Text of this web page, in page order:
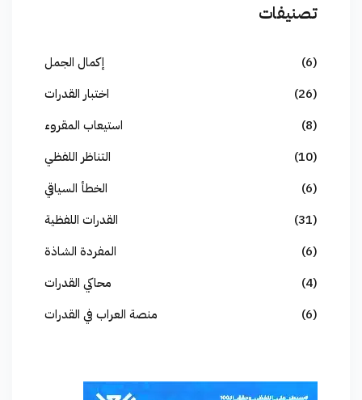
تصنيفات
إكمال الجمل
(6)
اختبار القدرات
(26)
استيعاب المقروء
(8)
التناظر اللفظي
(10)
الخطأ السياقي
(6)
القدرات اللفظية
(31)
المفردة الشاذة
(6)
محاكي القدرات
(4)
منصة العراب في القدرات
(6)